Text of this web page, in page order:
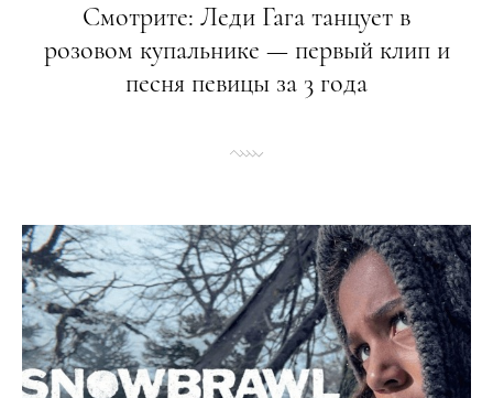
Смотрите: Леди Гага танцует в
розовом купальнике — первый клип и
песня певицы за 3 года